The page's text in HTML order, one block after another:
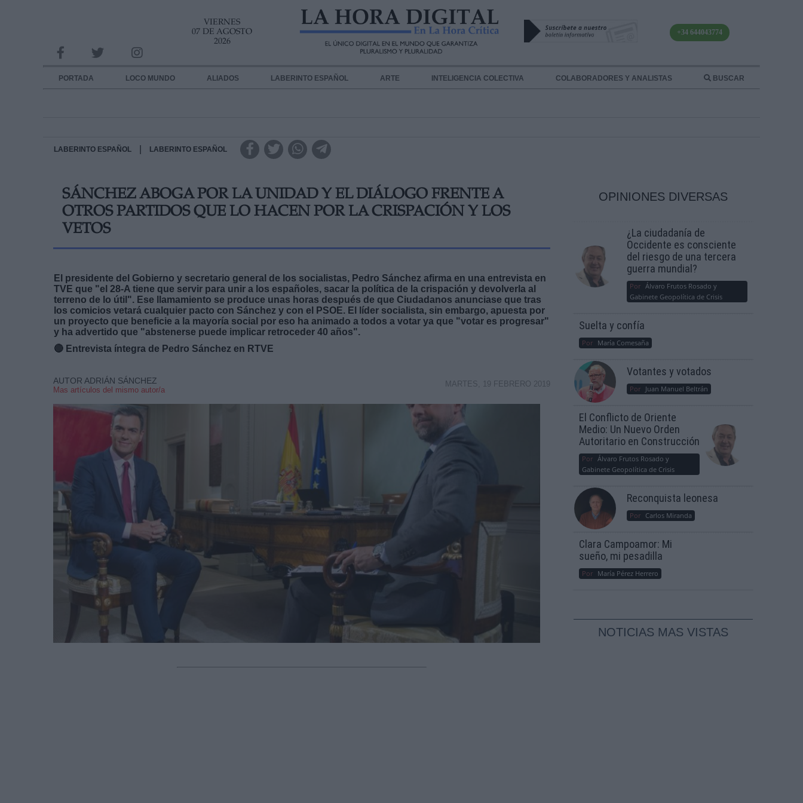
VIERNES
07 DE AGOSTO
2026
+34 644043774
PORTADA LOCO MUNDO ALIADOS LABERINTO ESPAÑOL ARTE INTELIGENCIA COLECTIVA COLABORADORES Y ANALISTAS BUSCAR
LABERINTO ESPAÑOL LABERINTO ESPAÑOL
SÁNCHEZ ABOGA POR LA UNIDAD Y EL DIÁLOGO FRENTE A
OTROS PARTIDOS QUE LO HACEN POR LA CRISPACIÓN Y LOS
VETOS
El presidente del Gobierno y secretario general de los socialistas, Pedro Sánchez afirma en una entrevista en
TVE que "el 28-A tiene que servir para unir a los españoles, sacar la política de la crispación y devolverla al
terreno de lo útil". Ese llamamiento se produce unas horas después de que Ciudadanos anunciase que tras
los comicios vetará cualquier pacto con Sánchez y con el PSOE. El líder socialista, sin embargo, apuesta por
un proyecto que beneficie a la mayoría social por eso ha animado a todos a votar ya que "votar es progresar"
y ha advertido que "abstenerse puede implicar retroceder 40 años".
🔴 Entrevista íntegra de Pedro Sánchez en RTVE
AUTOR ADRIÁN SÁNCHEZ
Mas artículos del mismo autor/a
MARTES, 19 FEBRERO 2019
OPINIONES DIVERSAS
¿La ciudadanía de
Occidente es consciente
del riesgo de una tercera
guerra mundial?
Por Álvaro Frutos Rosado y
Gabinete Geopolítica de Crisis
Suelta y confía
Por María Comesaña
Votantes y votados
Por Juan Manuel Beltrán
El Conflicto de Oriente
Medio: Un Nuevo Orden
Autoritario en Construcción
Por Álvaro Frutos Rosado y
Gabinete Geopolítica de Crisis
Reconquista leonesa
Por Carlos Miranda
Clara Campoamor: Mi
sueño, mi pesadilla
Por María Pérez Herrero
NOTICIAS MAS VISTAS
INFORMACION SOBRE LA PROTECCIÓN DE TUS DATOS
Responsable:
Destinatarios:
link
Información adicional
link